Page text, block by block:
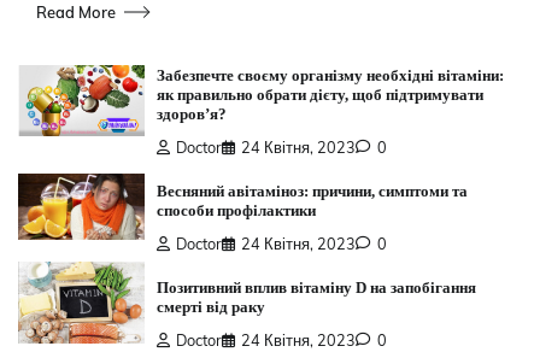
Read More
Забезпечте своєму організму необхідні вітаміни:
як правильно обрати дієту, щоб підтримувати
здоров’я?
Doctor 24 Квітня, 2023 0
Весняний авітаміноз: причини, симптоми та
способи профілактики
Doctor 24 Квітня, 2023 0
Позитивний вплив вітаміну D на запобігання
смерті від раку
Doctor 24 Квітня, 2023 0